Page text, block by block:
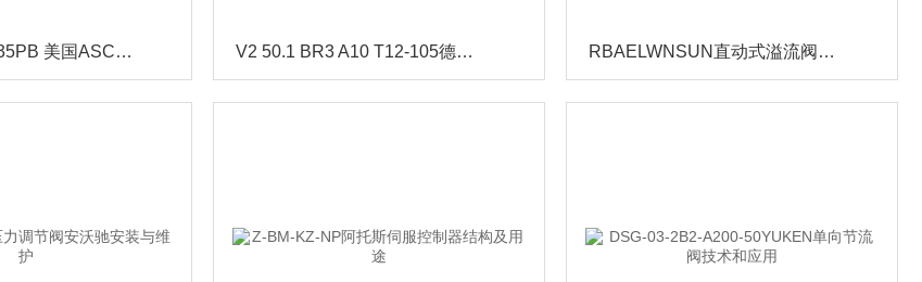
8617A82210A35PB 美国ASCO比例阀图片 V2 50.1 BR3 A10 T12-105德国TUNKERS徳珂斯夹紧气缸产品规格信息 RBAELWNSUN直动式溢流阀尺寸结构图